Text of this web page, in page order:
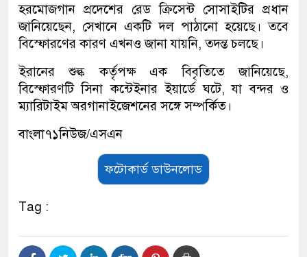
হরমোজগান প্রদেশের রেড ক্রিসেন্ট সোসাইটির প্রধান
জানিয়েছেন, সেখানে একটি দল পাঠানো হয়েছে। তবে
বিস্ফোরণের কারণ এখনও জানা যায়নি, তদন্ত চলছে।
ইরানের শুল্ক কর্তৃপক্ষ এক বিবৃতিতে জানিয়েছে,
বিস্ফোরণটি সিনা কন্টেইনার ইয়ার্ডে ঘটে, যা বন্দর ও
ম্যারিটাইম অরগানাইজেশনের সঙ্গে সম্পর্কিত।
বাংলা৭১নিউজ/এসএন
ফটোকার্ড ডাউনলোড
Tag :